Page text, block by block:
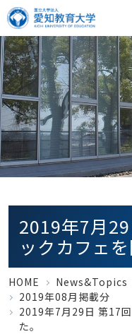
2019年7月
ックカフェ
HOME News&Topics
2019年08月掲載分
2019年7月29日 第17
た。